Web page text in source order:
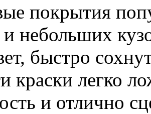
покрытия
небольших
быстро
краски легко
и отлично